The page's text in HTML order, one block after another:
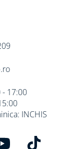
- 17:00
INCHIS